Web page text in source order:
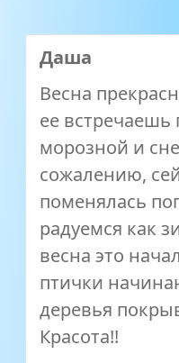
Даша
Весна
ее встречаешь
морозной и
сожалению,
поменялась
радуемся как
весна это
птички
деревья
Красота!!